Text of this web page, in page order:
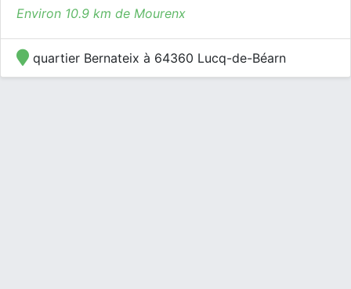
Environ 10.9 km de Mourenx
quartier Bernateix à 64360 Lucq-de-Béarn